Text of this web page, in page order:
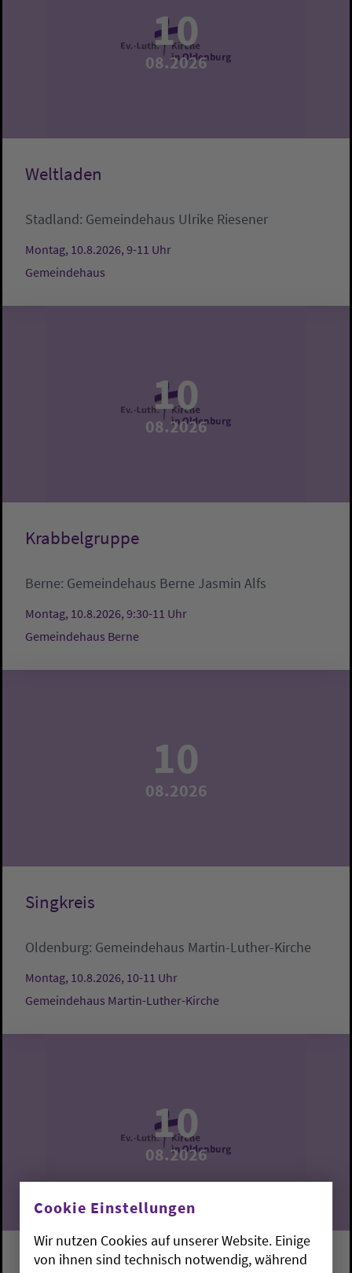
10
08.2026
Weltladen
Stadland: Gemeindehaus Ulrike Riesener
Montag, 10.8.2026, 9-11 Uhr
Gemeindehaus
10
08.2026
Krabbelgruppe
Berne: Gemeindehaus Berne Jasmin Alfs
Montag, 10.8.2026, 9:30-11 Uhr
Gemeindehaus Berne
10
08.2026
Singkreis
Oldenburg: Gemeindehaus Martin-Luther-Kirche
Montag, 10.8.2026, 10-11 Uhr
Gemeindehaus Martin-Luther-Kirche
10
08.2026
Krabbelgruppe
Cookie Einstellungen
Wir nutzen Cookies auf unserer Website. Einige
von ihnen sind technisch notwendig, während